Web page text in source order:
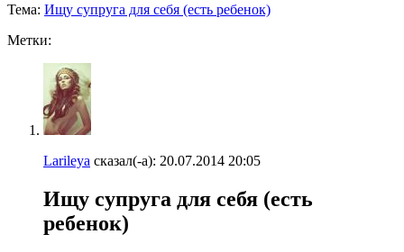
Тема: Ищу супруга для себя (есть ребенок)
Метки:
Larileya сказал(-а): 20.07.2014 20:05
Ищу супруга для себя (есть
ребенок)